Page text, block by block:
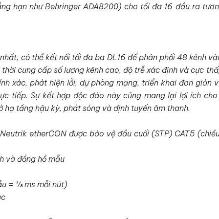
hạn như Behringer ADA8200) cho tối đa 16 đầu ra
có thể kết nối tối đa ba DL16 để phân phối 48 kênh
cung cấp số lượng kênh cao, độ trễ xác định và cực
xác, phát hiện lỗi, dự phòng mạng, triển khai đơn giản
tiếp. Sự kết hợp độc đáo này cũng mang lại lợi ích
tầng hậu kỳ, phát sóng và định tuyến âm thanh.
etherCON được bảo vệ đầu cuối (STP) CAT5
và đồng hồ mẫu
1⁄8 ms mỗi nút)